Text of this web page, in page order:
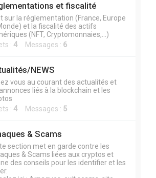
et fiscalité
sur la réglementation (France, Europe
et la fiscalité des actifs
(NFT, Cryptomonnaies,...)
: 4 Messages : 6
NEWS
vous au courant des actualités et
liés à la blockchain et les
: 4 Messages : 5
& Scams
section met en garde contre les
& Scams liées aux cryptos et
des conseils pour les identifier et les